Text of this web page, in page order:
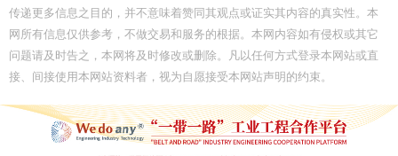
传递更多信息之目的，并不意味着赞同其观点或证实其内容的真实性。本
网所有信息仅供参考，不做交易和服务的根据。本网内容如有侵权或其它
问题请及时告之，本网将及时修改或删除。凡以任何方式登录本网站或直
接、间接使用本网站资料者，视为自愿接受本网站声明的约束。